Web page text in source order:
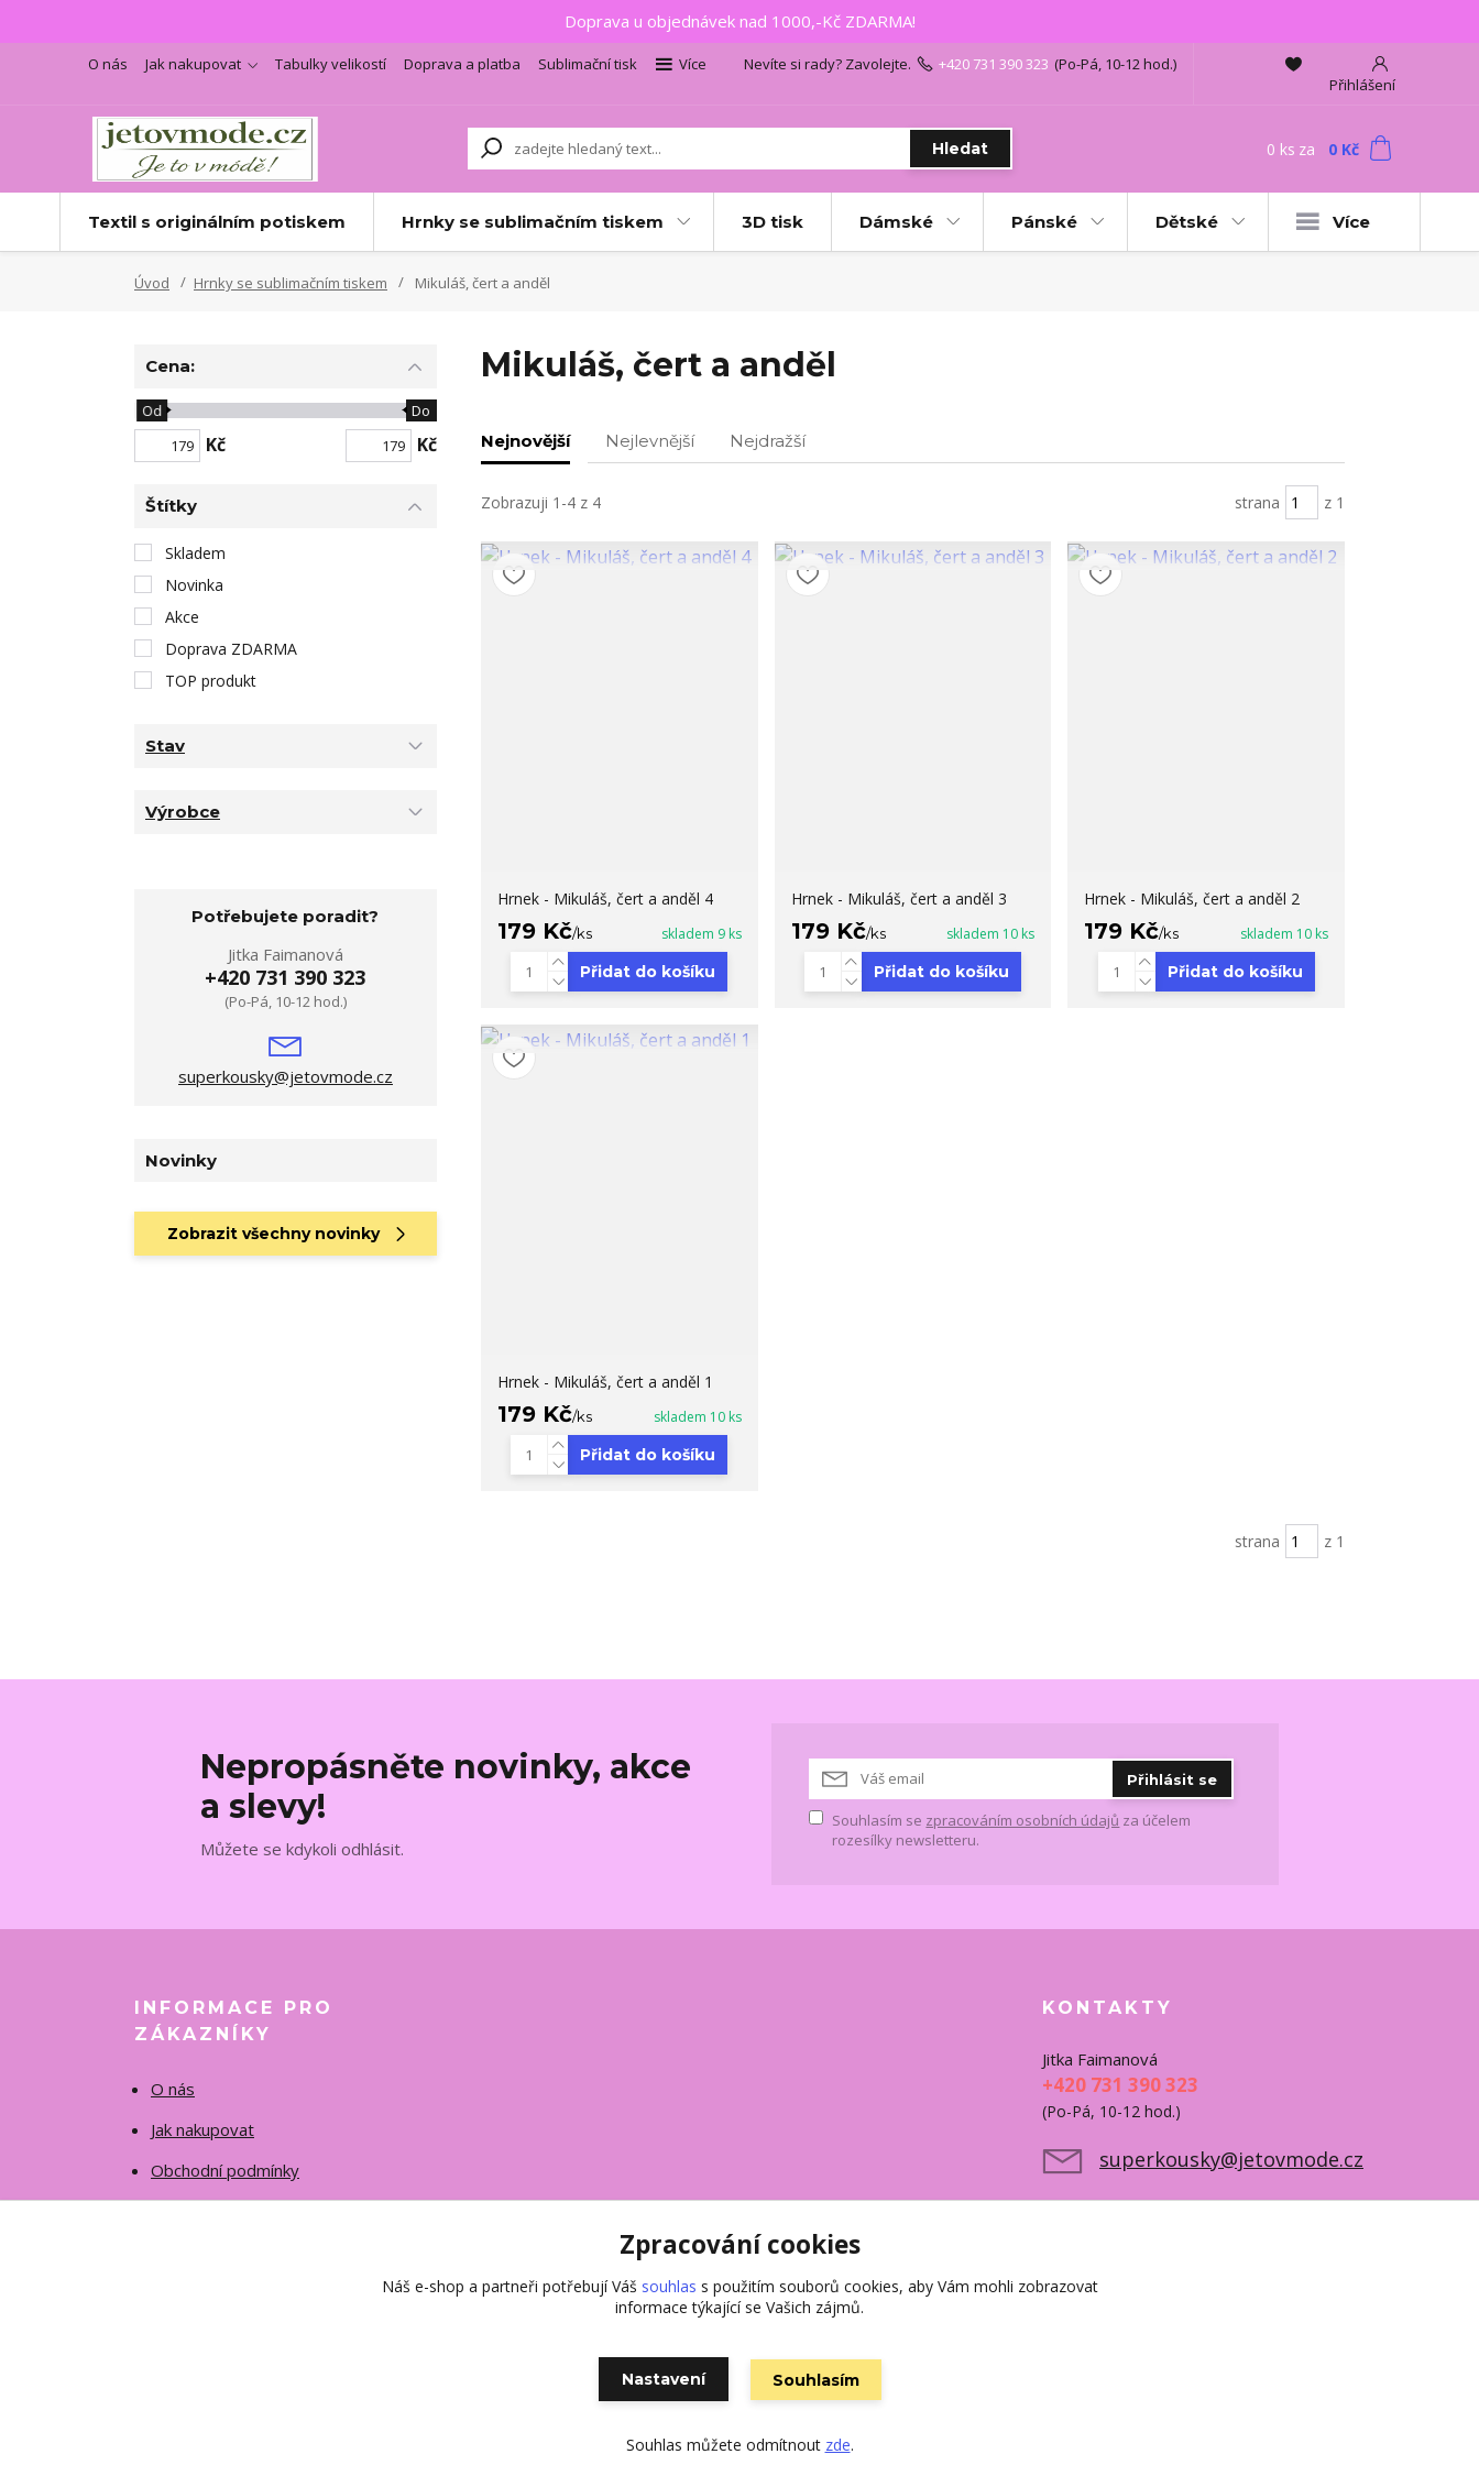
Doprava u objednávek nad 1000,-Kč ZDARMA!
O nás Jak nakupovat Tabulky velikostí Doprava a platba Sublimační tisk
Více
Přihlášení
Hledat
Nevíte si rady? Zavolejte. +420 731 390 323 (Po-Pá, 10-12 hod.)
0 ks za 0 Kč
Textil s originálním potiskem Hrnky se sublimačním tiskem 3D tisk Dámské Pánské Dětské Více
Úvod Hrnky se sublimačním tiskem Mikuláš, čert a anděl
Mikuláš, čert a anděl
Nejnovější Nejlevnější Nejdražší
Zobrazuji 1-4 z 4 strana z 1
Hrnek - Mikuláš, čert a anděl 4
179 Kč/ks skladem 9 ks
Přidat do košíku
Hrnek - Mikuláš, čert a anděl 3
179 Kč/ks skladem 10 ks
Přidat do košíku
Hrnek - Mikuláš, čert a anděl 2
179 Kč/ks skladem 10 ks
Přidat do košíku
Hrnek - Mikuláš, čert a anděl 1
179 Kč/ks skladem 10 ks
Přidat do košíku
strana z 1
Cena:
Kč
Od Do
Kč
Štítky
Skladem
Novinka
Akce
Doprava ZDARMA
TOP produkt
Stav
Výrobce
Potřebujete poradit?
Jitka Faimanová
+420 731 390 323
(Po-Pá, 10-12 hod.)
superkousky@jetovmode.cz
Novinky
Zobrazit všechny novinky
Nepropásněte novinky, akce
a slevy!
Můžete se kdykoli odhlásit.
Přihlásit se
Souhlasím se zpracováním osobních údajů za účelem
rozesílky newsletteru.
INFORMACE PRO
ZÁKAZNÍKY
O nás
Jak nakupovat
Obchodní podmínky
KONTAKTY
Jitka Faimanová
+420 731 390 323
(Po-Pá, 10-12 hod.)
superkousky@jetovmode.cz
Vytvořeno na
Zpracování cookies
Náš e-shop a partneři potřebují Váš souhlas s použitím souborů cookies, aby Vám mohli zobrazovat
informace týkající se Vašich zájmů.
Nastavení Souhlasím
Souhlas můžete odmítnout zde.